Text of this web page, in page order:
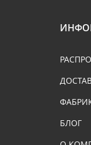
БЛОГ